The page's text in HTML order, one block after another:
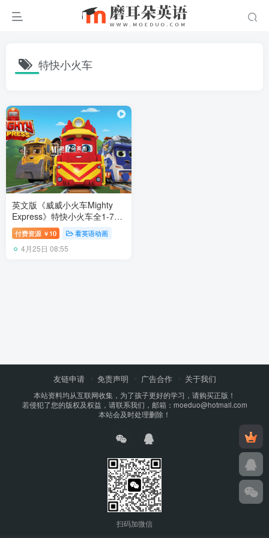
特快小火车
英文版《威威小火车Mighty
Express》特快小火车全1-7季
共44集，1080P高清视频带英
文字幕，百度网盘下载！
付费资源 ￥ 10 看英语动画
4月25日 08:55
友链申请 免责声明 广告合作 关于我们
本站资料均从互联网收集，为了孩子更好的学习，请购买正版！
若侵犯了您的版权及权益，请联系我们，邮箱：moeduo@hotmail.com
本站会及时处理删除！
扫码加微信